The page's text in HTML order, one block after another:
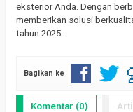
eksterior Anda. Dengan
memberikan solusi
tahun 2025.
Bagikan ke
Komentar (0)